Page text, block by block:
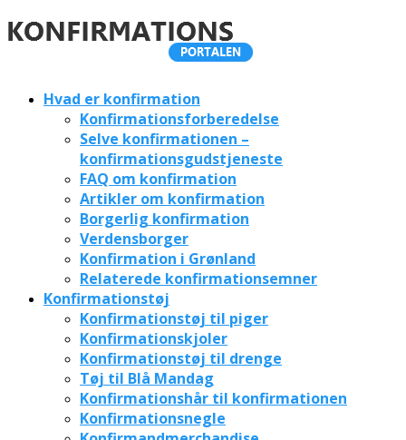
Hvad er konfirmation
Konfirmationsforberedelse
Selve konfirmationen –
konfirmationsgudstjeneste
FAQ om konfirmation
Artikler om konfirmation
Borgerlig konfirmation
Verdensborger
Konfirmation i Grønland
Relaterede konfirmationsemner
Konfirmationstøj
Konfirmationstøj til piger
Konfirmationskjoler
Konfirmationstøj til drenge
Tøj til Blå Mandag
Konfirmationshår til konfirmationen
Konfirmationsnegle